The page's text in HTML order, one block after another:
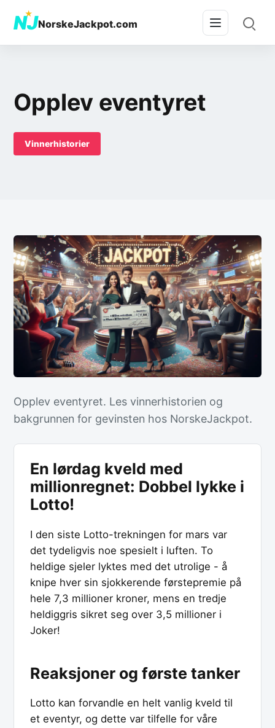
NJ
★
NorskeJackpot.com
Opplev eventyret
Vinnerhistorier
Opplev eventyret. Les vinnerhistorien og
bakgrunnen for gevinsten hos NorskeJackpot.
En lørdag kveld med
millionregnet: Dobbel lykke i
Lotto!
I den siste Lotto-trekningen for mars var
det tydeligvis noe spesielt i luften. To
heldige sjeler lyktes med det utrolige - å
knipe hver sin sjokkerende førstepremie på
hele 7,3 millioner kroner, mens en tredje
heldiggris sikret seg over 3,5 millioner i
Joker!
Reaksjoner og første tanker
Lotto kan forvandle en helt vanlig kveld til
et eventyr, og dette var tilfelle for våre